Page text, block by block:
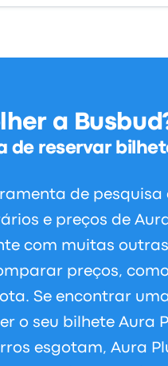
a
de reservar
de
e preços de
com muitas
preços,
Se encontrar
o seu bilhete Aura
esgotam, Aura